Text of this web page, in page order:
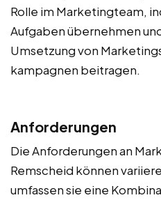
Rolle im Marketingteam,
Aufgaben übernehmen
Umsetzung von
kampagnen beitragen.
Anforderungen
Die Anforderungen an
Remscheid können
umfassen sie eine